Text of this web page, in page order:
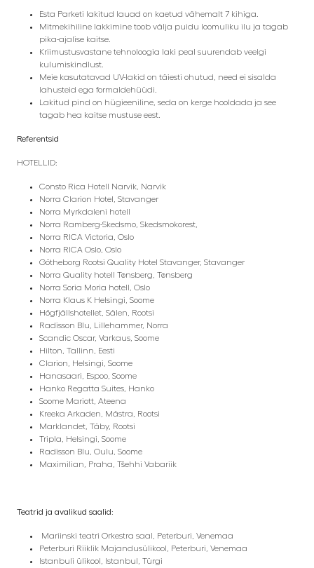
Esta Parketi lakitud lauad on kaetud vähemalt 7 kihiga.
Mitmekihiline lakkimine toob välja puidu loomuliku ilu ja tagab
pika-ajalise kaitse.
Kriimustusvastane tehnoloogia laki peal suurendab veelgi
kulumiskindlust.
Meie kasutatavad UV-lakid on täiesti ohutud, need ei sisalda
lahusteid ega formaldehüüdi.
Lakitud pind on hügieeniline, seda on kerge hooldada ja see
tagab hea kaitse mustuse eest.
Referentsid
HOTELLID:
Consto Rica Hotell Narvik, Narvik
Norra Clarion Hotel, Stavanger
Norra Myrkdaleni hotell
Norra Ramberg-Skedsmo, Skedsmokorest,
Norra RICA Victoria, Oslo
Norra RICA Oslo, Oslo
Götheborg Rootsi Quality Hotel Stavanger, Stavanger
Norra Quality hotell Tønsberg, Tønsberg
Norra Soria Moria hotell, Oslo
Norra Klaus K Helsingi, Soome
Högfjällshotellet, Sälen, Rootsi
Radisson Blu, Lillehammer, Norra
Scandic Oscar, Varkaus, Soome
Hilton, Tallinn, Eesti
Clarion, Helsingi, Soome
Hanasaari, Espoo, Soome
Hanko Regatta Suites, Hanko
Soome Mariott, Ateena
Kreeka Arkaden, Mästra, Rootsi
Marklandet, Täby, Rootsi
Tripla, Helsingi, Soome
Radisson Blu, Oulu, Soome
Maximilian, Praha, Tšehhi Vabariik
Teatrid ja avalikud saalid:
Mariinski teatri Orkestra saal, Peterburi, Venemaa
Peterburi Riiklik Majandusülikool, Peterburi, Venemaa
Istanbuli ülikool, Istanbul, Türgi